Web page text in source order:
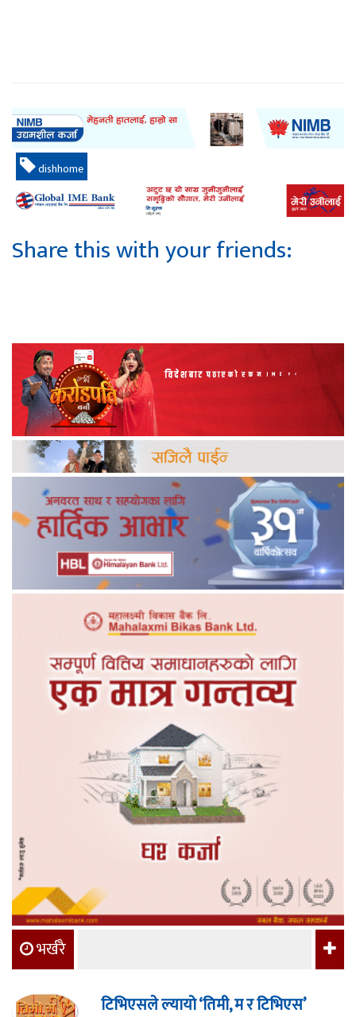
dishhome
Share this with your friends:
भर्खरै
टिभिएसले ल्यायो ‘तिमी, म र टिभिएस’